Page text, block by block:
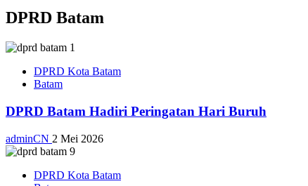
DPRD Batam
DPRD Kota Batam
Batam
DPRD Batam Hadiri Peringatan Hari Buruh
adminCN 2 Mei 2026
DPRD Kota Batam